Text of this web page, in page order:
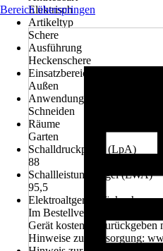
Elektrisch
Artikeltyp
Schere
Ausführung
Heckenschere
Einsatzbereich
Außen
Anwendung
Schneiden
Räume
Garten
Schalldruckpegel (LpA)
88
Schallleistungspegel (LWA)
95,5
Elektroaltgerät-Rücknahme
Im Bestellverlauf können Sie
Gerät kostenlos zurückgeben
Hinweise zur Entsorgung:
Bereich überspringen